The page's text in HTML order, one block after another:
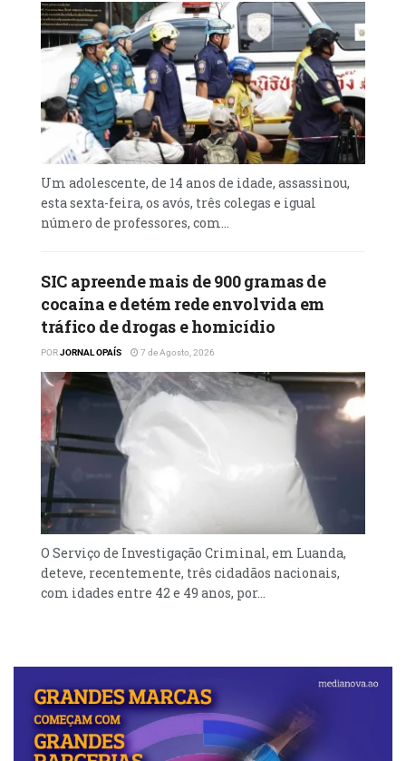
Um adolescente, de 14 anos de idade, assassinou,
esta sexta-feira, os avós, três colegas e igual
número de professores, com...
SIC apreende mais de 900 gramas de
cocaína e detém rede envolvida em
tráfico de drogas e homicídio
PORJORNAL OPAÍS 7 de Agosto, 2026
O Serviço de Investigação Criminal, em Luanda,
deteve, recentemente, três cidadãos nacionais,
com idades entre 42 e 49 anos, por...